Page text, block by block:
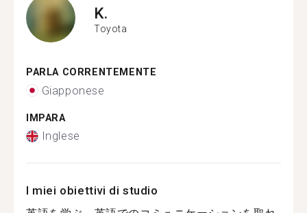
K.
Toyota
PARLA CORRENTEMENTE
Giapponese
IMPARA
Inglese
I miei obiettivi di studio